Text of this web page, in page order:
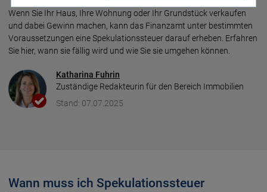
Wenn Sie Ihr Haus, Ihre Woh­nung oder Ihr Grund­stück ver­kau­fen
und dabei Ge­winn machen, kann das Finanz­amt unter bestimm­ten
Voraus­set­zun­gen eine Spekula­tions­steuer da­rauf erhe­ben. Erfah­ren
Sie hier, wann sie fäl­lig wird und wie Sie sie um­ge­hen kön­nen.
Katharina Fuhrin
Zuständige Redakteurin für den Bereich Immobilien
Stand: 07.07.2025
Wann muss ich Spekulationssteuer